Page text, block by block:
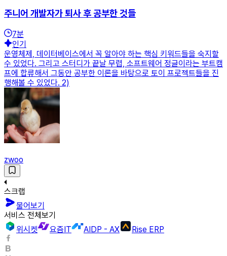
주니어 개발자가 퇴사 후 공부한 것들
7분
인기
운영체제, 데이터베이스에서 꼭 알아야 하는 핵심 키워드들을 숙지할
수 있었다. 그리고 스터디가 끝날 무렵, 소프트웨어 정글이라는 부트캠
프에 합류해서 그동안 공부한 이론을 바탕으로 토이 프로젝트들을 진
행해볼 수 있었다. 2)
zwoo
스크랩
물어보기
서비스 전체보기
위시켓
요즘IT AIDP - AX Rise ERP